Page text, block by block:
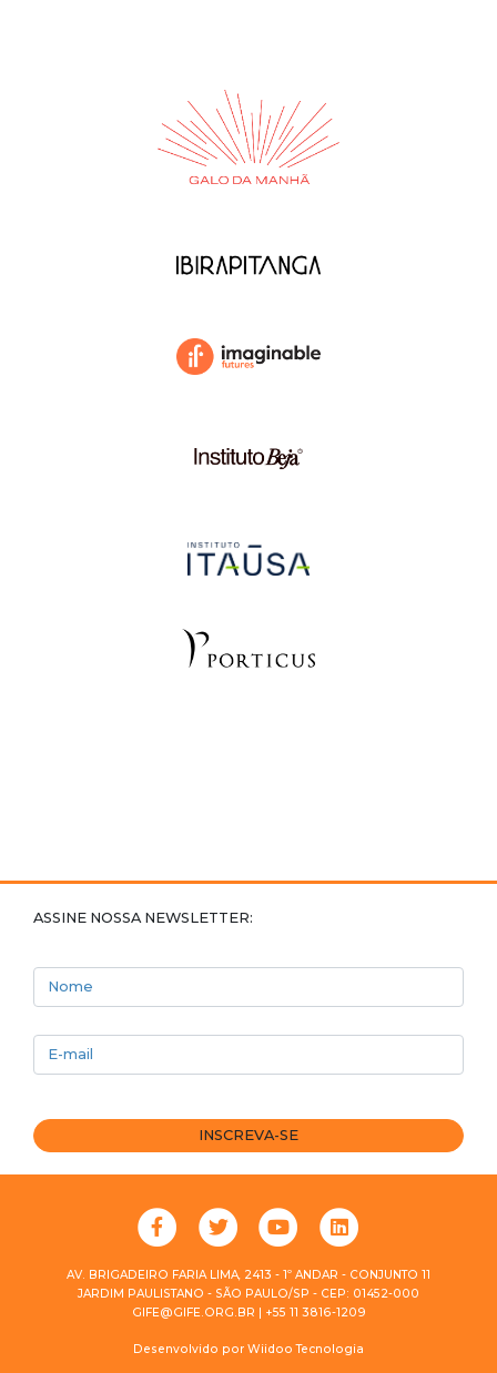
ASSINE NOSSA NEWSLETTER:
E-mail
INSCREVA-SE
AV. BRIGADEIRO FARIA LIMA, 2413 - 1º ANDAR - CONJUNTO 11
JARDIM PAULISTANO - SÃO PAULO/SP - CEP: 01452-000
GIFE@GIFE.ORG.BR | +55 11 3816-1209
Desenvolvido por Wiidoo Tecnologia